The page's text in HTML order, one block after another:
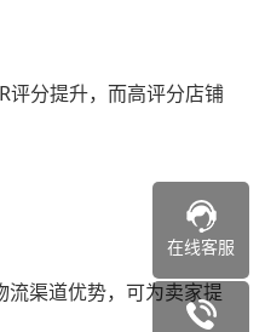
评分提升，而高评分店铺
渠道优势，可为卖家提
在线客服